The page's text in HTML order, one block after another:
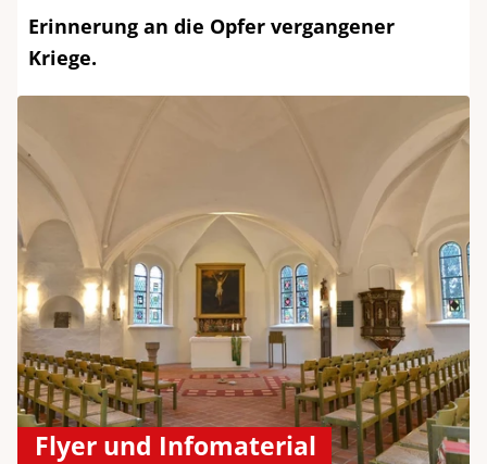
Erinnerung an die Opfer vergangener
Kriege.
Flyer und Infomaterial